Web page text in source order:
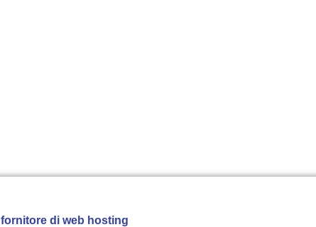
fornitore di web hosting